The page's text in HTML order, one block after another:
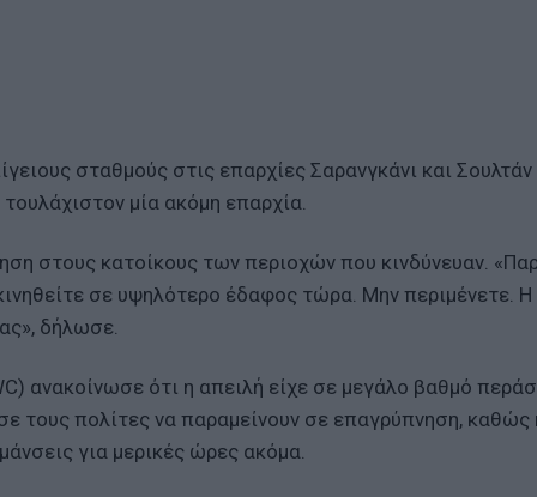
σταθμούς στις επαρχίες Σαρανγκάνι και Σουλτάν
μία ακόμη επαρχία.
στους κατοίκους των περιοχών που κινδύνευαν.
σε υψηλότερο έδαφος τώρα. Μην περιμένετε.
δήλωσε.
ανακοίνωσε ότι η απειλή είχε σε μεγάλο βαθμό
τους πολίτες να παραμείνουν σε επαγρύπνηση, καθώς
για μερικές ώρες ακόμα.